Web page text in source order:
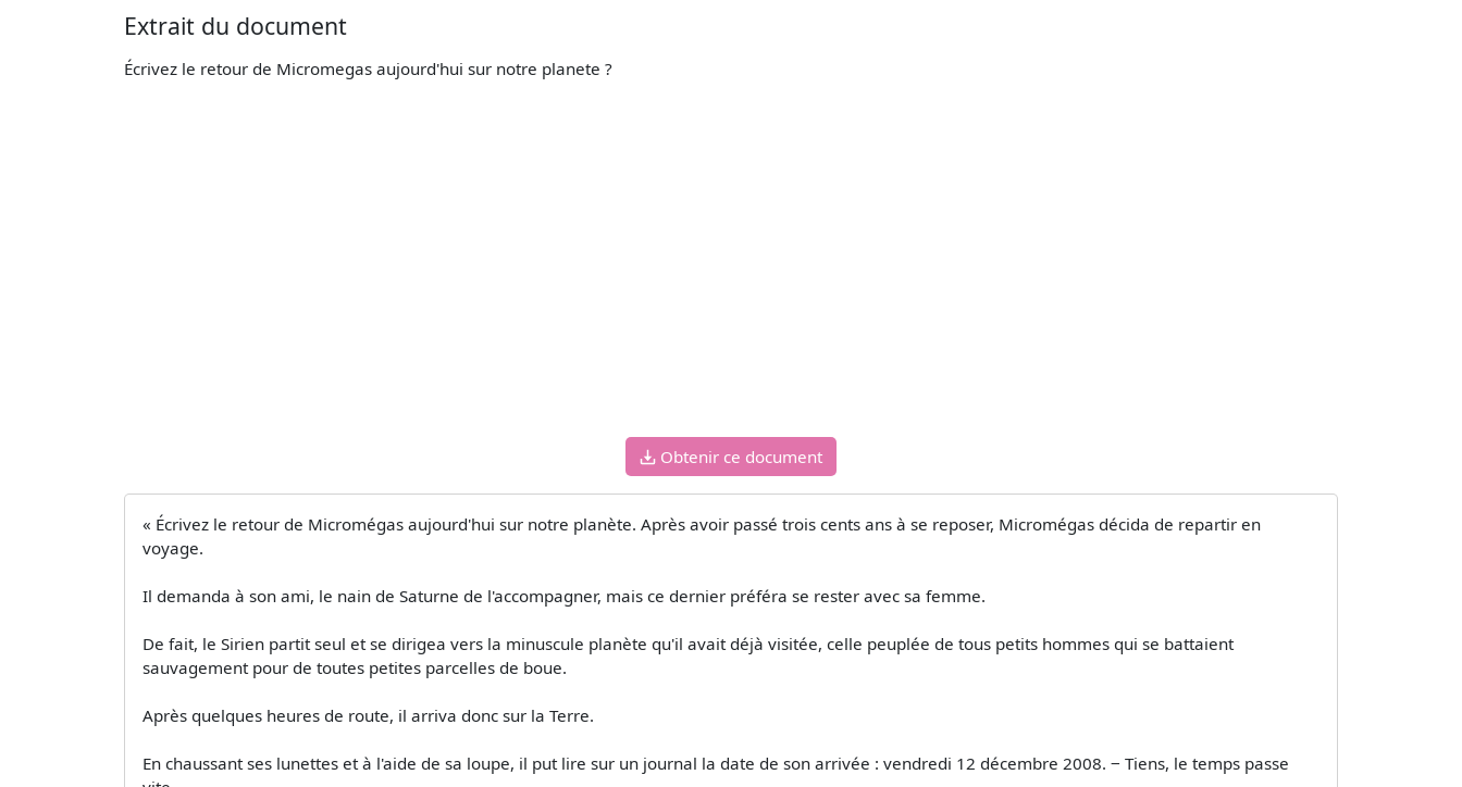
Extrait du document
Écrivez le retour de Micromegas aujourd'hui sur notre planete ?
Obtenir ce document
« Écrivez le retour de Micromégas aujourd'hui sur notre planète. Après avoir passé trois cents ans à se reposer, Micromégas décida de repartir en
voyage.
Il demanda à son ami, le nain de Saturne de l'accompagner, mais ce dernier préféra se rester avec sa femme.
De fait, le Sirien partit seul et se dirigea vers la minuscule planète qu'il avait déjà visitée, celle peuplée de tous petits hommes qui se battaient
sauvagement pour de toutes petites parcelles de boue.
Après quelques heures de route, il arriva donc sur la Terre.
En chaussant ses lunettes et à l'aide de sa loupe, il put lire sur un journal la date de son arrivée : vendredi 12 décembre 2008. ‒ Tiens, le temps passe